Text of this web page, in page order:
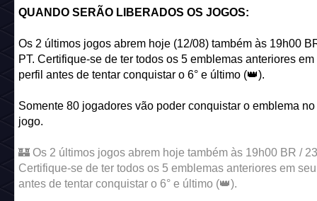
QUANDO SERÃO LIBERADOS OS JOGOS:
Os 2 últimos jogos abrem hoje (12/08) também às 19h00
PT. Certifique-se de ter todos os 5 emblemas anteriores em
perfil antes de tentar conquistar o 6° e último (👑).
Somente 80 jogadores vão poder conquistar o emblema no
jogo.
🏰 Os 2 últimos jogos abrem hoje também às 19h00 BR /
Certifique-se de ter todos os 5 emblemas anteriores em
antes de tentar conquistar o 6° e último (👑).